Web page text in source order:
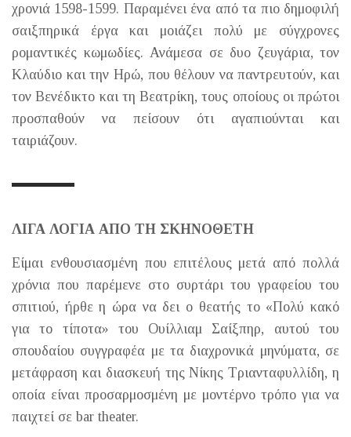
χρονιά 1598-1599. Παραμένει ένα από τα πιο δημοφιλή
σαιξπηρικά έργα και μοιάζει πολύ με σύγχρονες
ρομαντικές κωμωδίες. Ανάμεσα σε δυο ζευγάρια, τον
Κλαύδιο και την Ηρώ, που θέλουν να παντρευτούν, και
τον Βενέδικτο και τη Βεατρίκη, τους οποίους οι πρώτοι
προσπαθούν να πείσουν ότι αγαπιούνται και
ταιριάζουν.
ΛΙΓΑ ΛΟΓΙΑ ΑΠΟ ΤΗ ΣΚΗΝΟΘΕΤΗ
Είμαι ενθουσιασμένη που επιτέλους μετά από πολλά
χρόνια που παρέμενε στο συρτάρι του γραφείου του
σπιτιού, ήρθε η ώρα να δει ο θεατής το «Πολύ κακό
για το τίποτα» του Ουίλλιαμ Σαίξπηρ, αυτού του
σπουδαίου συγγραφέα με τα διαχρονικά μηνύματα, σε
μετάφραση και διασκευή της Νίκης Τριανταφυλλίδη, η
οποία είναι προσαρμοσμένη με μοντέρνο τρόπο για να
παιχτεί σε bar theater.